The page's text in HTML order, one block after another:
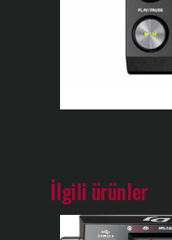
İlgili ürünler